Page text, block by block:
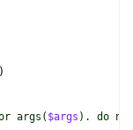
)
args( $args ). do